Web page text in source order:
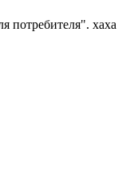
потребителя". хаха